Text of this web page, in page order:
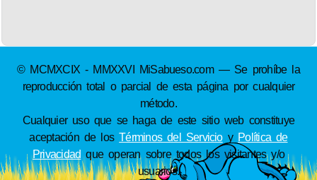
© MCMXCIX - MMXXVI MiSabueso.com — Se prohíbe la
reproducción total o parcial de esta página por cualquier
método.
Cualquier uso que se haga de este sitio web constituye
aceptación de losTérminos del Servicioy Política de
Privacidad que operan sobre todos los visitantes y/o
usuarios.